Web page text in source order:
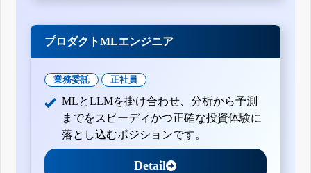
プロダクトMLエンジニア
業務委託 正社員
MLとLLMを掛け合わせ、分析から予測
までをスピーディかつ正確な投資体験に
落とし込むポジションです。
Detail